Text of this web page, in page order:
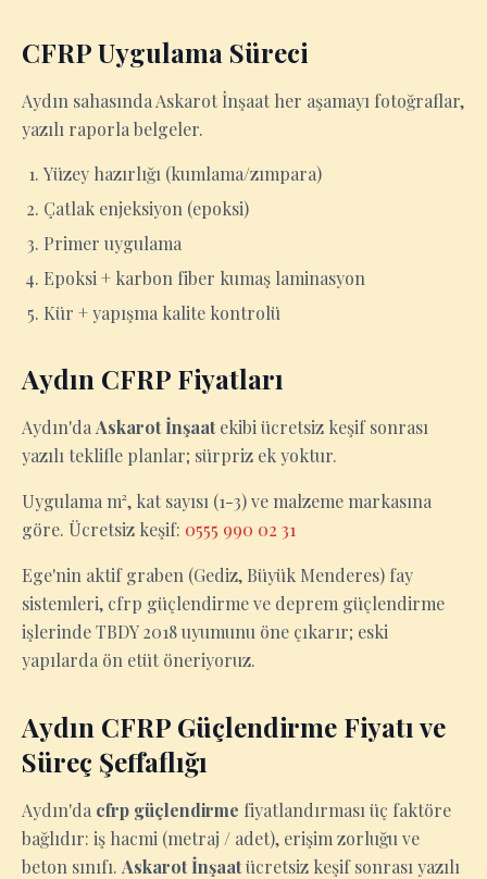
CFRP Uygulama Süreci
Aydın sahasında Askarot İnşaat her aşamayı fotoğraflar,
yazılı raporla belgeler.
Yüzey hazırlığı (kumlama/zımpara)
Çatlak enjeksiyon (epoksi)
Primer uygulama
Epoksi + karbon fiber kumaş laminasyon
Kür + yapışma kalite kontrolü
Aydın CFRP Fiyatları
Aydın'da Askarot İnşaatekibi ücretsiz keşif sonrası
yazılı teklifle planlar; sürpriz ek yoktur.
Uygulama m², kat sayısı (1-3) ve malzeme markasına
göre. Ücretsiz keşif: 0555 990 02 31
Ege'nin aktif graben (Gediz, Büyük Menderes) fay
sistemleri, cfrp güçlendirme ve deprem güçlendirme
işlerinde TBDY 2018 uyumunu öne çıkarır; eski
yapılarda ön etüt öneriyoruz.
Aydın CFRP Güçlendirme Fiyatı ve
Süreç Şeffaflığı
Aydın'da cfrp güçlendirme fiyatlandırması üç faktöre
bağlıdır: iş hacmi (metraj / adet), erişim zorluğu ve
beton sınıfı. Askarot İnşaatücretsiz keşif sonrası yazılı